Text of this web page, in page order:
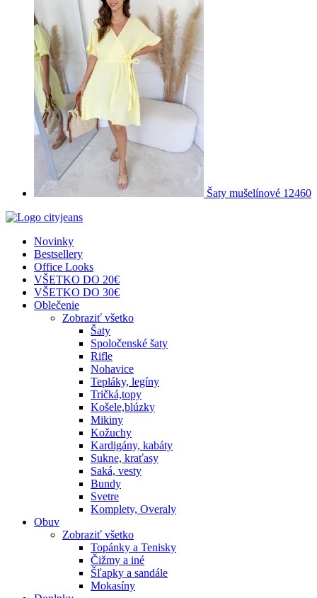
Šaty mušelínové 12460
Novinky
Bestsellery
Office Looks
VŠETKO DO 20€
VŠETKO DO 30€
Oblečenie
Zobraziť všetko
Šaty
Spoločenské šaty
Rifle
Nohavice
Tepláky, legíny
Tričká,topy
Košele,blúzky
Mikiny
Kožuchy
Kardigány, kabáty
Sukne, kraťasy
Saká, vesty
Bundy
Svetre
Komplety, Overaly
Obuv
Zobraziť všetko
Topánky a Tenisky
Čižmy a iné
Šľapky a sandále
Mokasíny